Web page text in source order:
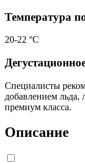
Температура
20-22 °С
Специалисты
добавлением льда,
премиум класса.
Описание